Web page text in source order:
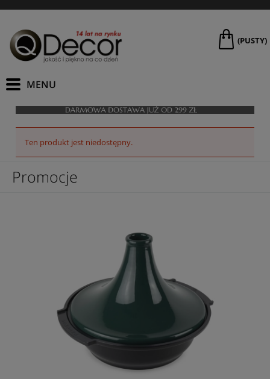
(PUSTY)
Ten produkt jest niedostępny.
Promocje